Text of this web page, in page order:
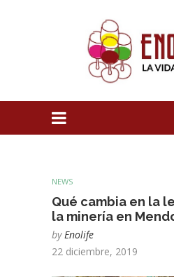
NEWS
Qué cambia en la
la minería en
by Enolife
22 diciembre, 2019